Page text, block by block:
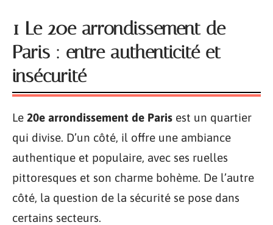
1 Le 20e arrondissement de
Paris : entre authenticité et
insécurité
Le 20e arrondissement de Paris est un quartier
qui divise. D’un côté, il offre une ambiance
authentique et populaire, avec ses ruelles
pittoresques et son charme bohème. De l’autre
côté, la question de la sécurité se pose dans
certains secteurs.